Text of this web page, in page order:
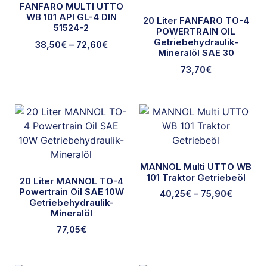
FANFARO MULTI UTTO
WB 101 API GL-4 DIN
51524-2
38,50€– 72,60€
20 Liter FANFARO TO-4
POWERTRAIN OIL
Getriebehydraulik-
Mineralöl SAE 30
73,70€
20 Liter MANNOL TO-4
Powertrain Oil SAE 10W
Getriebehydraulik-
Mineralöl
77,05€
MANNOL Multi UTTO WB
101 Traktor Getriebeöl
40,25€– 75,90€